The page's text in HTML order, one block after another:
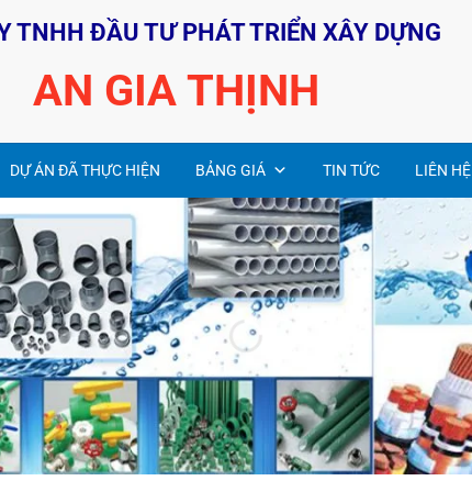
TNHH ĐẦU TƯ PHÁT TRIỂN XÂY DỰNG
AN GIA THỊNH
DỰ ÁN ĐÃ THỰC HIỆN BẢNG GIÁ TIN TỨC LIÊN HỆ